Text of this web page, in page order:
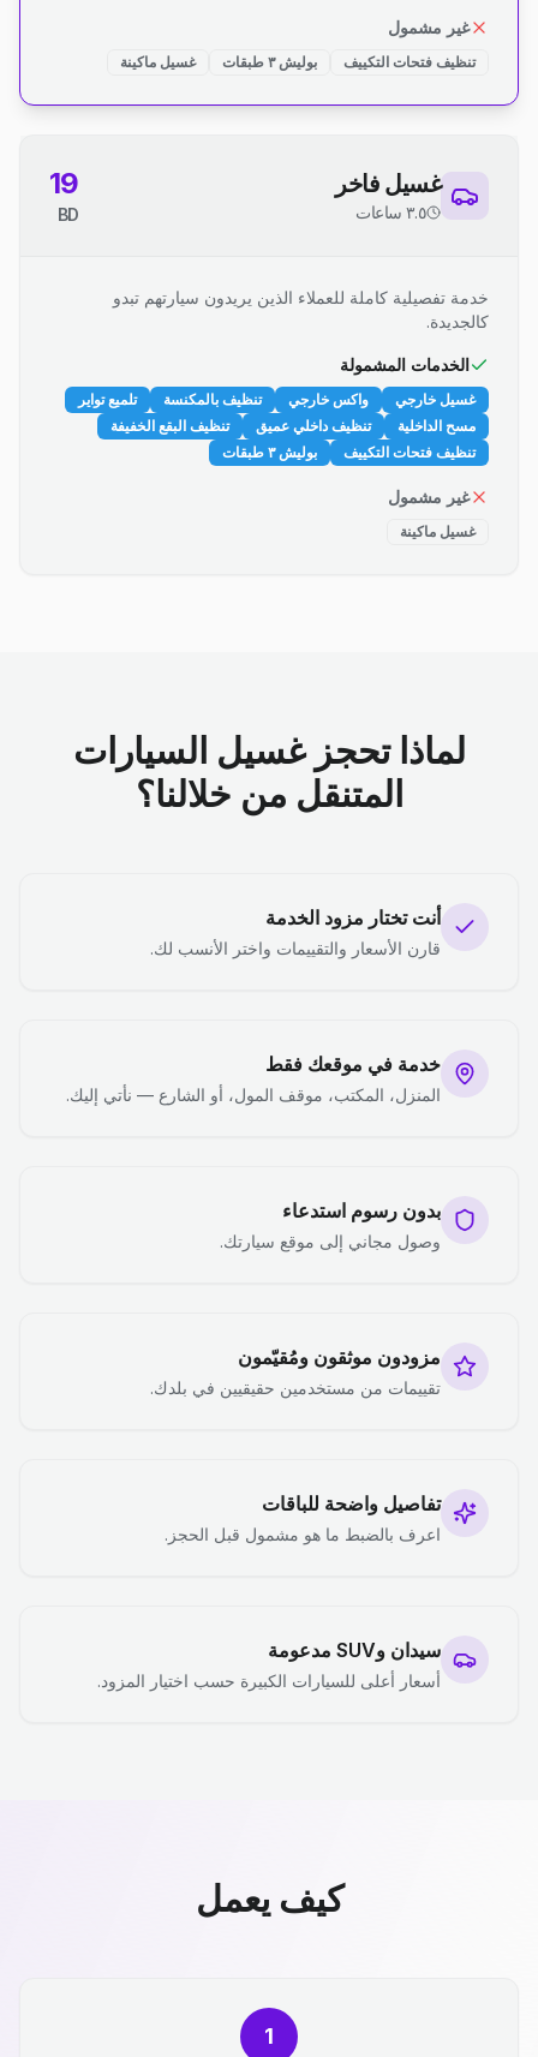
غير مشمول
تنظيف فتحات التكييف بوليش ٣ طبقات غسيل ماكينة
غسيل فاخر
٣.٥ ساعات
19
BD
خدمة تفصيلية كاملة للعملاء الذين يريدون سيارتهم تبدو
كالجديدة.
الخدمات المشمولة
غسيل خارجي واكس خارجي تنظيف بالمكنسة
تلميع تواير
مسح الداخلية
تنظيف داخلي عميق
تنظيف البقع الخفيفة
تنظيف فتحات التكييف
بوليش ٣ طبقات
غير مشمول
غسيل ماكينة
لماذا تحجز غسيل السيارات
المتنقل من خلالنا؟
أنت تختار مزود الخدمة
قارن الأسعار والتقييمات واختر الأنسب لك.
خدمة في موقعك فقط
المنزل، المكتب، موقف المول، أو الشارع — نأتي إليك.
بدون رسوم استدعاء
وصول مجاني إلى موقع سيارتك.
مزودون موثقون ومُقيّمون
تقييمات من مستخدمين حقيقيين في بلدك.
تفاصيل واضحة للباقات
اعرف بالضبط ما هو مشمول قبل الحجز.
سيدان وSUV مدعومة
أسعار أعلى للسيارات الكبيرة حسب اختيار المزود.
كيف يعمل
1